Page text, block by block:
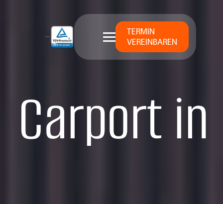
TERMIN
VEREINBAREN
Carport